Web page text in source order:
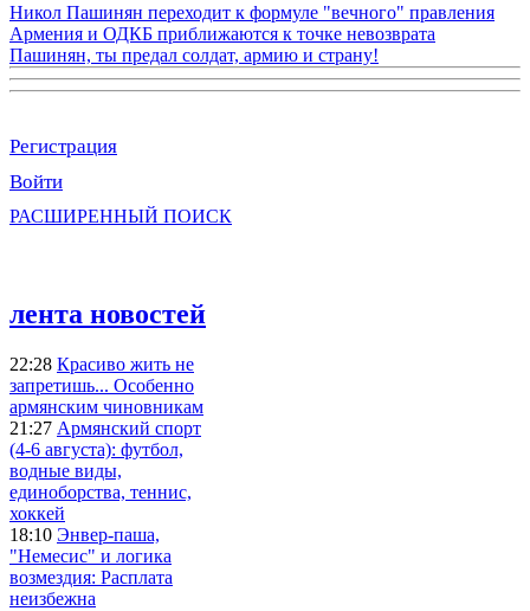
Никол Пашинян переходит к формуле "вечного" правления
Армения и ОДКБ приближаются к точке невозврата
Пашинян, ты предал солдат, армию и страну!
Регистрация
Войти
РАСШИРЕННЫЙ ПОИСК
лента новостей
22:28 Красиво жить не
запретишь... Особенно
армянским чиновникам
21:27 Армянский спорт
(4-6 августа): футбол,
водные виды,
единоборства, теннис,
хоккей
18:10 Энвер-паша,
"Немесис" и логика
возмездия: Расплата
неизбежна